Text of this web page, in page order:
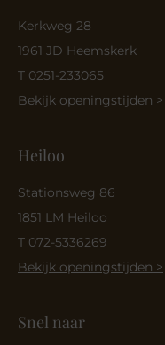
Kerkweg 28
1961 JD Heemskerk
T 0251-233065
Bekijk openingstijden >
Heiloo
Stationsweg 86
1851 LM Heiloo
T 072-5336269
Bekijk openingstijden >
Snel naar